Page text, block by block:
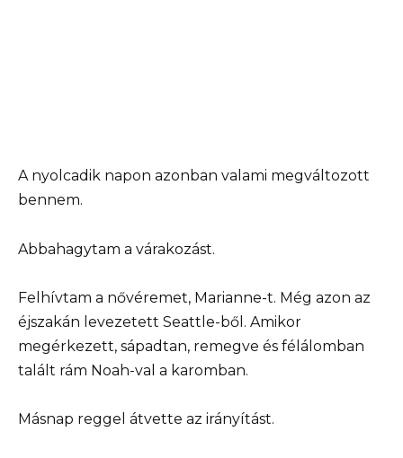
A nyolcadik napon azonban valami megváltozott
bennem.
Abbahagytam a várakozást.
Felhívtam a nővéremet, Marianne-t. Még azon az
éjszakán levezetett Seattle-ből. Amikor
megérkezett, sápadtan, remegve és félálomban
talált rám Noah-val a karomban.
Másnap reggel átvette az irányítást.